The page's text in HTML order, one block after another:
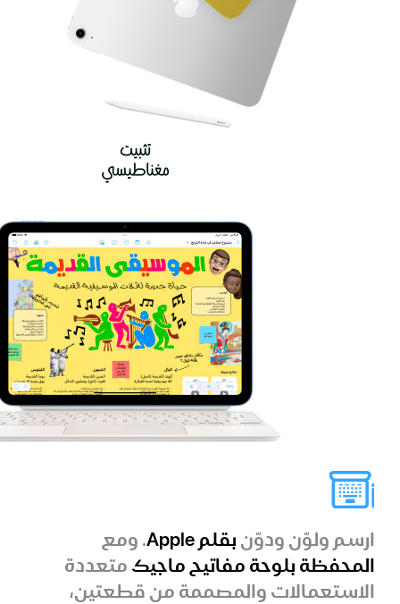
ارسم ولوّن ودوّن بقلم Apple
. ومع
المحفظة بلوحة مفاتيح ماجيك متعددة
الاستعمالات والمصممة من قطعتين،